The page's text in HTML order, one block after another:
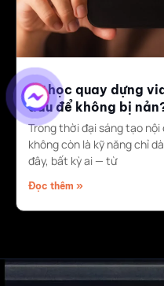
Tự học quay dựng
đâu để không bị
Trong thời đại sáng tạo
không còn là kỹ năng chỉ
đây, bất kỳ ai — từ
Đọc thêm »